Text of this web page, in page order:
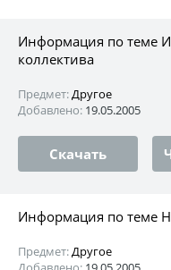
Информация по теме
коллектива
Предмет:Другое
Добавлено: 19.05.2005
Скачать
Информация по теме
Предмет:Другое